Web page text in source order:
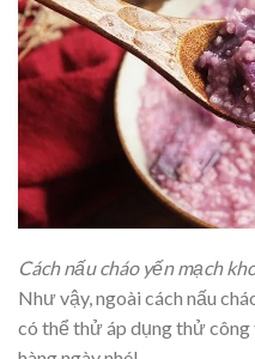
Cách nấu cháo yến mạch
Như vậy, ngoài cách nấu
có thể thử áp dụng thử công